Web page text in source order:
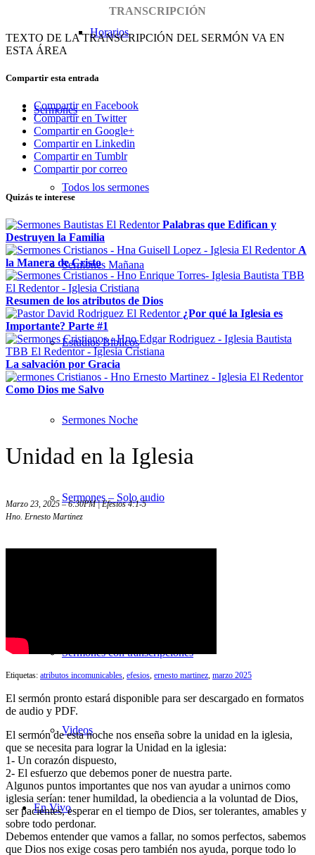
Horarios
Sermones
Todos los sermones
Sermones Mañana
Estudios Bíblicos
Sermones Noche
Sermones – Solo audio
Sermones con transcripciones
Videos
En Vivo
TRANSCRIPCIÓN
TEXTO DE LA TRANSCRIPCIÓN DEL SERMÓN VA EN
ESTA ÁREA
Compartir esta entrada
Compartir en Facebook
Compartir en Twitter
Compartir en Google+
Compartir en Linkedin
Compartir en Tumblr
Compartir por correo
Quizás te interese
Palabras que Edifican y
Destruyen la Familia
A
la Manera de Cristo
Resumen de los atributos de Dios
¿Por qué la Iglesia es
Importante? Parte #1
La salvación por Gracia
Como Dios me Salvo
Unidad en la Iglesia
Marzo 23, 2025 – 6:30PM | Efesios 4:1-5
Hno. Ernesto Martinez
Etiquetas: atributos incomunicables efesios ernesto martinez marzo 2025
El sermón pronto estará disponible para ser descargado en formatos
de audio y PDF.
El sermón de esta noche nos enseña sobre la unidad en la iglesia,
que se necesita para lograr la Unidad en la iglesia:
1- Un corazón dispuesto,
2- El esfuerzo que debemos poner de nuestra parte.
Algunos puntos importantes que nos van ayudar a unirnos como
iglesia serían: tener humildad, la obediencia a la voluntad de Dios,
ser pacientes, esperar en el tiempo de Dios, ser tolerantes, amables y
sobre todo perdonar.
Debemos entender que vamos a fallar, no somos perfectos, sabemos
que Dios nos exige cosas pero también nos ayuda, porque todo lo